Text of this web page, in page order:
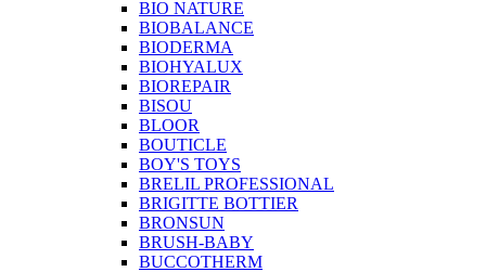
BIO NATURE
BIOBALANCE
BIODERMA
BIOHYALUX
BIOREPAIR
BISOU
BLOOR
BOUTICLE
BOY'S TOYS
BRELIL PROFESSIONAL
BRIGITTE BOTTIER
BRONSUN
BRUSH-BABY
BUCCOTHERM